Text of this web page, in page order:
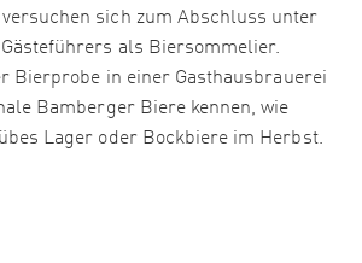
sich zum Abschluss unter
als Biersommelier.
Bierprobe in einer Gasthausbrauerei
Bamberger Biere kennen, wie
Lager oder Bockbiere im Herbst.